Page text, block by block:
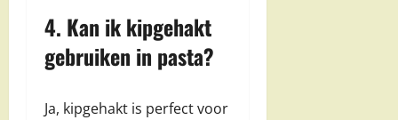
4. Kan ik kipgehakt
gebruiken in pasta?
Ja, kipgehakt is perfect voor